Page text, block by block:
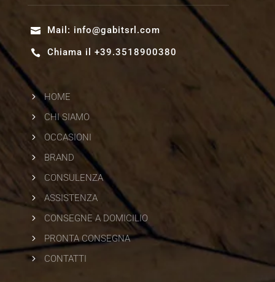
 Mail: info@gabitsrl.com
 Chiama il +39.3518900380
5 HOME
5
CHI SIAMO
5
OCCASIONI
5
BRAND
5
CONSULENZA
5
ASSISTENZA
5
CONSEGNE A DOMICILIO
5
PRONTA CONSEGNA
5
CONTATTI